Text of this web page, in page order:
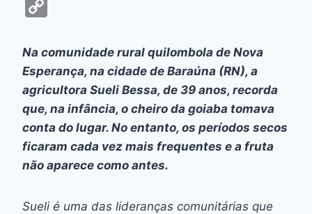
e
b
o
o
k
s
e
n
g
er
s
A
p
p
a
d
s
er
e
st
e
dI
n
p
y
Li
n
k
Na comunidade rural quilombola de Nova
Esperança, na cidade de Baraúna (RN), a
agricultora Sueli Bessa, de 39 anos, recorda
que, na infância, o cheiro da goiaba tomava
conta do lugar. No entanto, os períodos secos
ficaram cada vez mais frequentes e a fruta
não aparece como antes.
Sueli é uma das lideranças comunitárias que